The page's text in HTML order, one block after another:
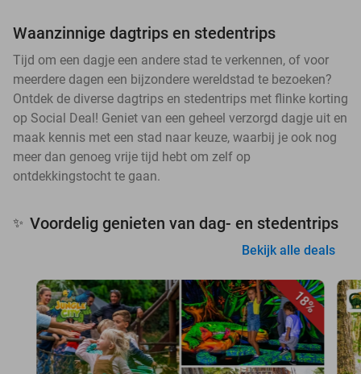
Waanzinnige dagtrips en stedentrips
Tijd om een dagje een andere stad te verkennen, of voor
meerdere dagen een bijzondere wereldstad te bezoeken?
Ontdek de diverse dagtrips en stedentrips met flinke korting
op Social Deal! Geniet van een geheel verzorgd dagje uit en
maak kennis met een stad naar keuze, waarbij je ook nog
meer dan genoeg vrije tijd hebt om zelf op
ontdekkingstocht te gaan.
✨ Voordelig genieten van dag- en stedentrips
Bekijk alle deals
18%